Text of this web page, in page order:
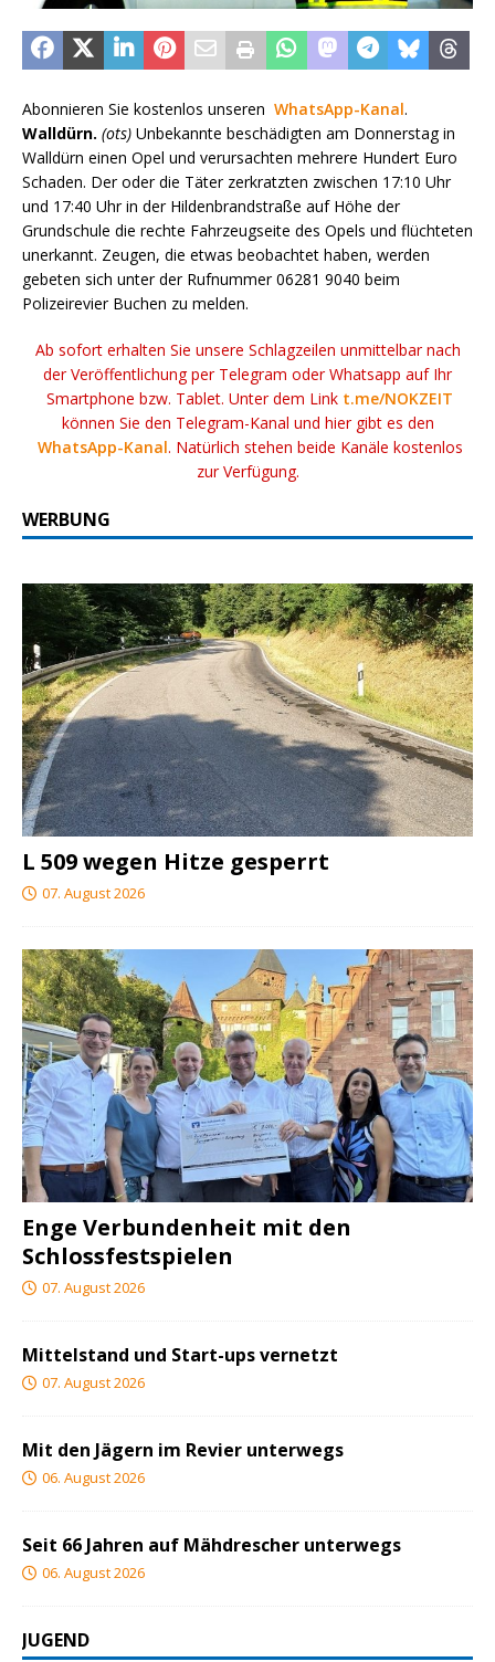
Abonnieren Sie kostenlos unseren WhatsApp-Kanal.
Walldürn. (ots) Unbekannte beschädigten am Donnerstag in
Walldürn einen Opel und verursachten mehrere Hundert Euro
Schaden. Der oder die Täter zerkratzten zwischen 17:10 Uhr
und 17:40 Uhr in der Hildenbrandstraße auf Höhe der
Grundschule die rechte Fahrzeugseite des Opels und flüchteten
unerkannt. Zeugen, die etwas beobachtet haben, werden
gebeten sich unter der Rufnummer 06281 9040 beim
Polizeirevier Buchen zu melden.
Ab sofort erhalten Sie unsere Schlagzeilen unmittelbar nach
der Veröffentlichung per Telegram oder Whatsapp auf Ihr
Smartphone bzw. Tablet. Unter dem Link t.me/NOKZEIT
können Sie den Telegram-Kanal und hier gibt es den
WhatsApp-Kanal. Natürlich stehen beide Kanäle kostenlos
zur Verfügung.
WERBUNG
L 509 wegen Hitze gesperrt
07. August 2026
Enge Verbundenheit mit den
Schlossfestspielen
07. August 2026
Mittelstand und Start-ups vernetzt
07. August 2026
Mit den Jägern im Revier unterwegs
06. August 2026
Seit 66 Jahren auf Mähdrescher unterwegs
06. August 2026
JUGEND